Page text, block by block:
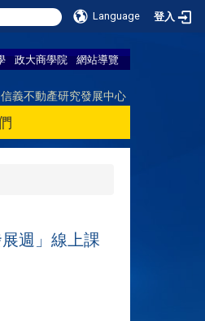
Language 登入
政大商學院 網站導覽
信義不動產研究發展中心
週」線上課